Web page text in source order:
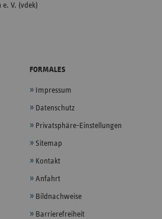
e. V. (vdek)
FORMALES
Impressum
Datenschutz
Privatsphäre-Einstellungen
Sitemap
Kontakt
Anfahrt
Bildnachweise
Barrierefreiheit